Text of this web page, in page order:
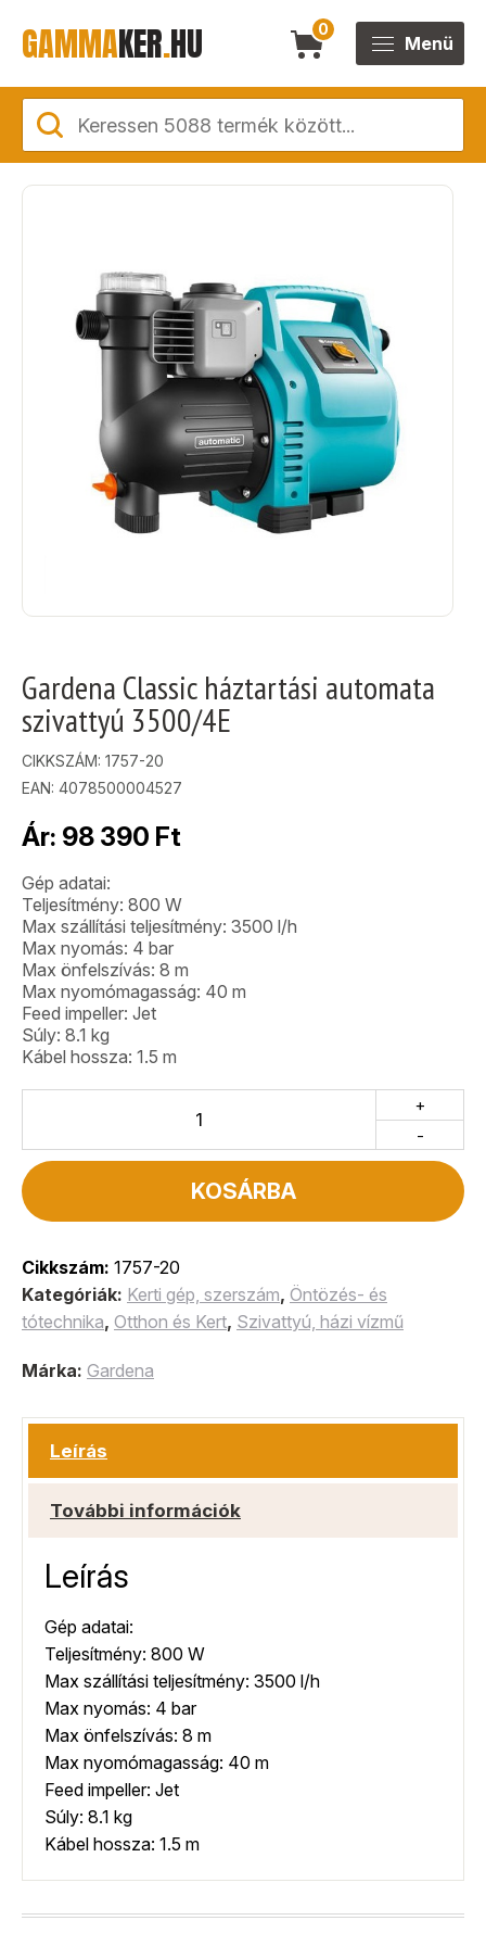
GAMMAKER.HU 0
Menü
Gardena Classic háztartási automata
szivattyú 3500/4E
CIKKSZÁM: 1757-20
EAN: 4078500004527
Ár: 98 390 Ft
Gép adatai:
Teljesítmény: 800 W
Max szállítási teljesítmény: 3500 l/h
Max nyomás: 4 bar
Max önfelszívás: 8 m
Max nyomómagasság: 40 m
Feed impeller: Jet
Súly: 8.1 kg
Kábel hossza: 1.5 m
-
+
KOSÁRBA
Cikkszám: 1757-20
Kategóriák: Kerti gép, szerszám, Öntözés- és
tótechnika, Otthon és Kert, Szivattyú, házi vízmű
Márka: Gardena
Leírás
További információk
Leírás
Gép adatai:
Teljesítmény: 800 W
Max szállítási teljesítmény: 3500 l/h
Max nyomás: 4 bar
Max önfelszívás: 8 m
Max nyomómagasság: 40 m
Feed impeller: Jet
Súly: 8.1 kg
Kábel hossza: 1.5 m